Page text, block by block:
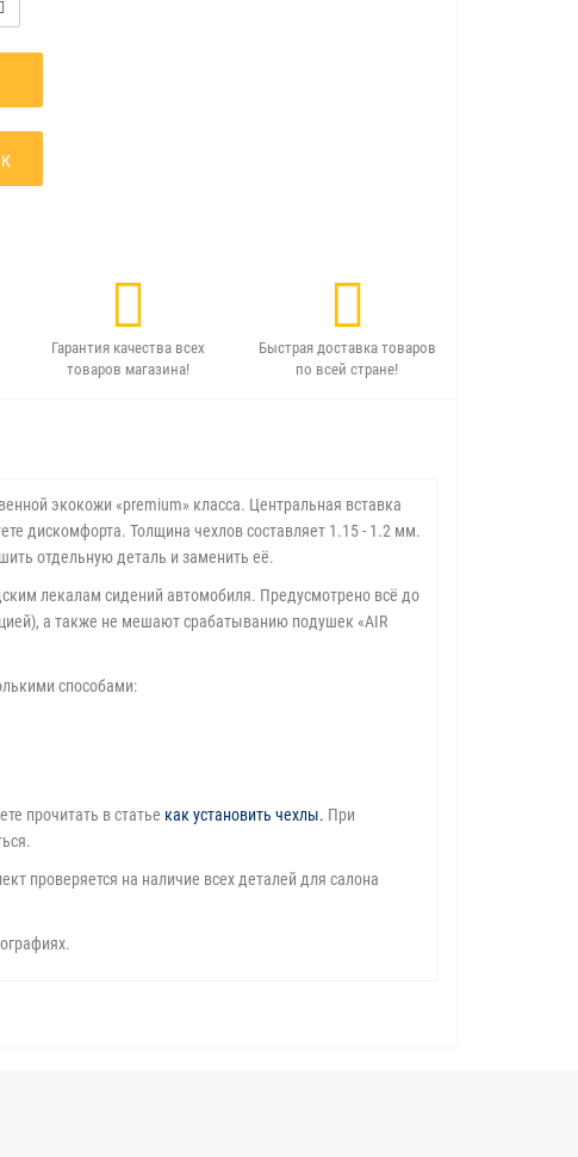
Гарантия качества всех
товаров магазина!
Быстрая доставка товаров
по всей стране!
экокожи «premium» класса. Центральная вставка
дискомфорта. Толщина чехлов составляет 1.15 - 1.2 мм.
отдельную деталь и заменить её.
лекалам сидений автомобиля. Предусмотрено всё до
а также не мешают срабатыванию подушек «AIR
способами:
прочитать в статье как установить чехлы. При
проверяется на наличие всех деталей для салона